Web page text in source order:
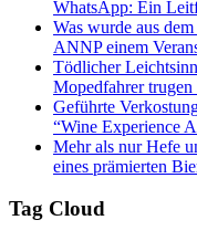
WhatsApp: Ein
Was wurde aus
ANNP einem
Tödlicher
Mopedfahrer
Geführte
“Wine Experience
Mehr als nur Hefe
eines prämierten
Tag Cloud